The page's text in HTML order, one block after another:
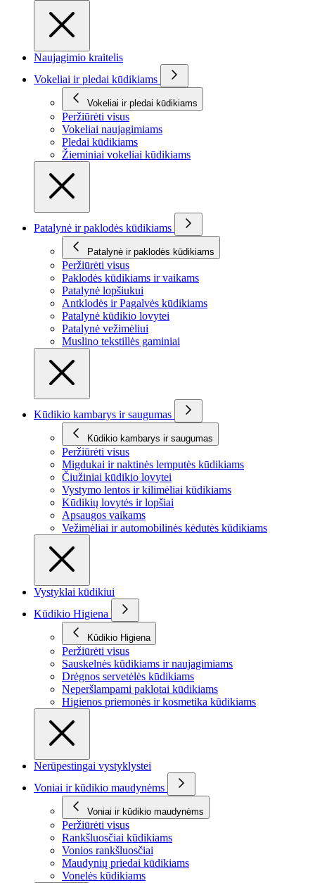
Naujagimio kraitelis
Vokeliai ir pledai kūdikiams
Vokeliai ir pledai kūdikiams
Peržiūrėti visus
Vokeliai naujagimiams
Pledai kūdikiams
Žieminiai vokeliai kūdikiams
Patalynė ir paklodės kūdikiams
Patalynė ir paklodės kūdikiams
Peržiūrėti visus
Paklodės kūdikiams ir vaikams
Patalynė lopšiukui
Antklodės ir Pagalvės kūdikiams
Patalynė kūdikio lovytei
Patalynė vežimėliui
Muslino tekstillės gaminiai
Kūdikio kambarys ir saugumas
Kūdikio kambarys ir saugumas
Peržiūrėti visus
Migdukai ir naktinės lemputės kūdikiams
Čiužiniai kūdikio lovytei
Vystymo lentos ir kilimėliai kūdikiams
Kūdikių lovytės ir lopšiai
Apsaugos vaikams
Vežimėliai ir automobilinės kėdutės kūdikiams
Vystyklai kūdikiui
Kūdikio Higiena
Kūdikio Higiena
Peržiūrėti visus
Sauskelnės kūdikiams ir naujagimiams
Drėgnos servetėlės kūdikiams
Neperšlampami paklotai kūdikiams
Higienos priemonės ir kosmetika kūdikiams
Nerūpestingai vystyklystei
Voniai ir kūdikio maudynėms
Voniai ir kūdikio maudynėms
Peržiūrėti visus
Rankšluosčiai kūdikiams
Vonios rankšluosčiai
Maudynių priedai kūdikiams
Vonelės kūdikiams